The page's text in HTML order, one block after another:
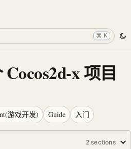
⌘ K
x 项目
游戏开发) Guide 入门
2 sections